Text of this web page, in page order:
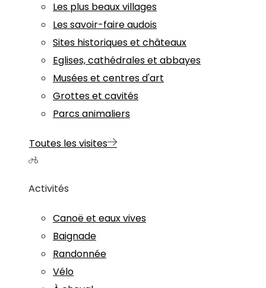
Les plus beaux villages
Les savoir-faire audois
Sites historiques et châteaux
Eglises, cathédrales et abbayes
Musées et centres d'art
Grottes et cavités
Parcs animaliers
Toutes les visites
Activités
Canoë et eaux vives
Baignade
Randonnée
Vélo